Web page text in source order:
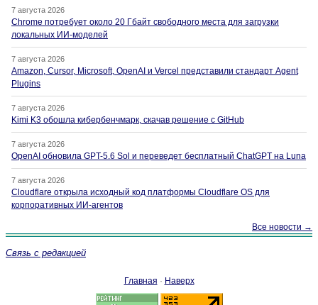
7 августа 2026
Chrome потребует около 20 Гбайт свободного места для загрузки
локальных ИИ-моделей
7 августа 2026
Amazon, Cursor, Microsoft, OpenAI и Vercel представили стандарт Agent
Plugins
7 августа 2026
Kimi K3 обошла кибербенчмарк, скачав решение с GitHub
7 августа 2026
OpenAI обновила GPT-5.6 Sol и переведет бесплатный ChatGPT на Luna
7 августа 2026
Cloudflare открыла исходный код платформы Cloudflare OS для
корпоративных ИИ-агентов
Все новости →
Связь с редакцией
Главная · Наверх